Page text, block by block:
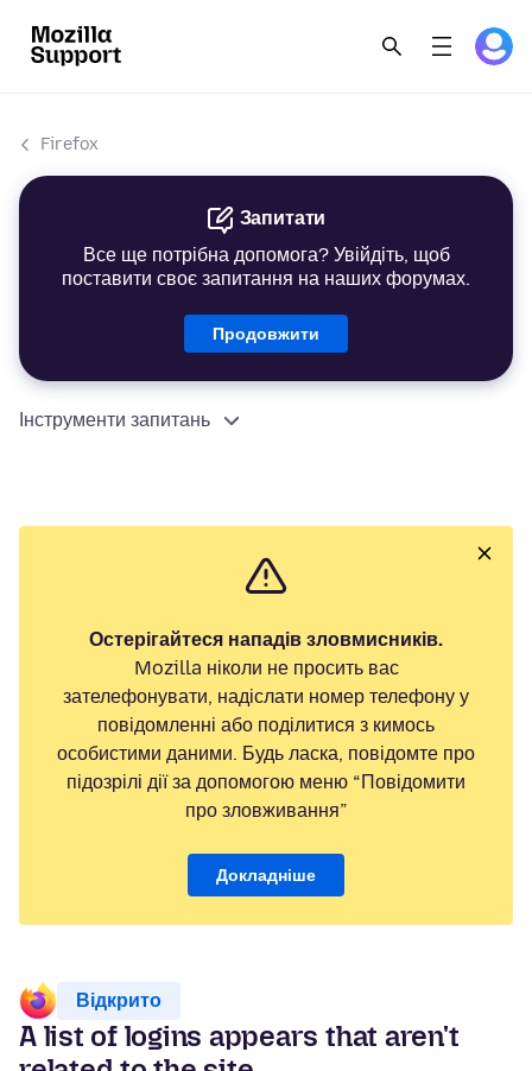
Firefox
Запитати
Все ще потрібна допомога? Увійдіть, щоб
поставити своє запитання на наших форумах.
Продовжити
Інструменти запитань
Остерігайтеся нападів зловмисників.
Mozilla ніколи не просить вас
зателефонувати, надіслати номер телефону у
повідомленні або поділитися з кимось
особистими даними. Будь ласка, повідомте про
підозрілі дії за допомогою меню “Повідомити
про зловживання”
Докладніше
Відкрито
A list of logins appears that aren't